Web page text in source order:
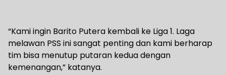
“Kami ingin Barito Putera kembali ke Liga 1. Laga
melawan PSS ini sangat penting dan kami berharap
tim bisa menutup putaran kedua dengan
kemenangan,” katanya.